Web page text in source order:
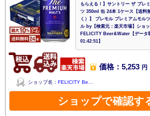
もらえる！】サントリー ザ プレ
ツ 350ml 缶 24本 1ケース【送料
く）】 プレモル プレミアムモル
ル by【検索元：楽天市場】ショッ
FELICITY Beer&Water【データ
01:42:51】
価格：5,253 円
ショップ名： FELICITY Be…
ショップで確認す